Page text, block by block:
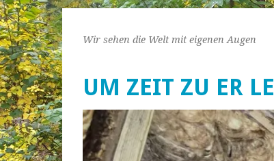
UM ZEIT ZU ER
Wir sehen die Welt mit eigenen Augen